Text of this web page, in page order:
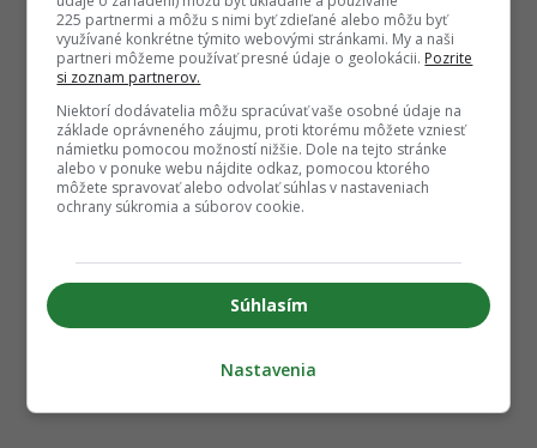
225 partnermi a môžu s nimi byť zdieľané alebo môžu byť
využívané konkrétne týmito webovými stránkami. My a naši
partneri môžeme používať presné údaje o geolokácii. Pozrite
si zoznam partnerov.
Niektorí dodávatelia môžu spracúvať vaše osobné údaje na
základe oprávneného záujmu, proti ktorému môžete vzniesť
námietku pomocou možností nižšie. Dole na tejto stránke
alebo v ponuke webu nájdite odkaz, pomocou ktorého
môžete spravovať alebo odvolať súhlas v nastaveniach
ochrany súkromia a súborov cookie.
Súhlasím
Nastavenia